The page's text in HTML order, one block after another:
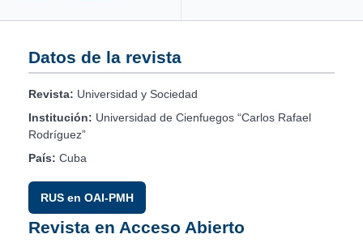
Datos de la revista
Revista: Universidad y Sociedad
Institución: Universidad de Cienfuegos “Carlos Rafael
Rodríguez”
País: Cuba
RUS en OAI-PMH
Revista en Acceso Abierto